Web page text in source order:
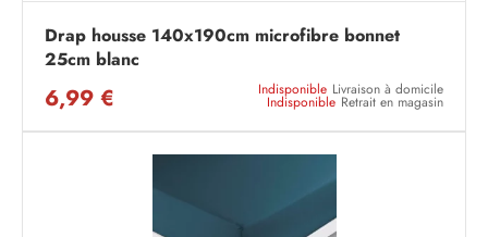
Drap housse 140x190cm microfibre bonnet
25cm blanc
6,99 € Indisponible Livraison à domicile
Indisponible Retrait en magasin